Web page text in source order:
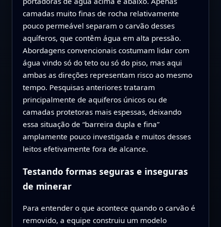
camadas muito finas de rocha relativamente
pouco permeável separam o carvão desses
aquíferos, que contêm água em alta pressão.
Abordagens convencionais costumam lidar com
água vindo só do teto ou só do piso, mas aqui
ambas as direções representam risco ao mesmo
tempo. Pesquisas anteriores trataram
principalmente de aquiferos únicos ou de
camadas protetoras mais espessas, deixando
essa situação de “barreira dupla e fina”
amplamente pouco investigada e muitos desses
leitos efetivamente fora de alcance.
Testando formas seguras e inseguras
de minerar
Para entender o que acontece quando o carvão é
removido, a equipe construiu um modelo